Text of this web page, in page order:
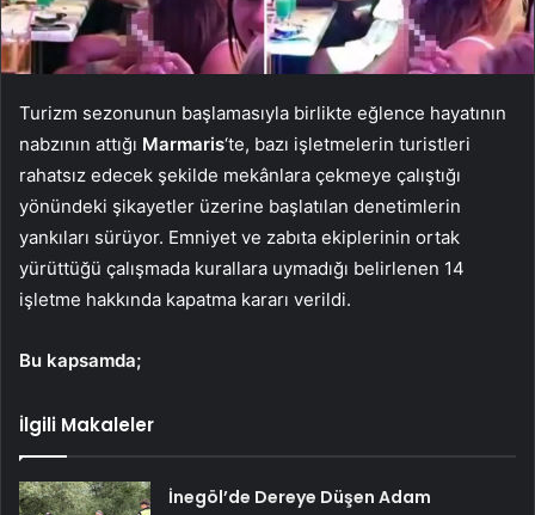
Turizm sezonunun başlamasıyla birlikte eğlence hayatının
nabzının attığı Marmaris‘te, bazı işletmelerin turistleri
rahatsız edecek şekilde mekânlara çekmeye çalıştığı
yönündeki şikayetler üzerine başlatılan denetimlerin
yankıları sürüyor. Emniyet ve zabıta ekiplerinin ortak
yürüttüğü çalışmada kurallara uymadığı belirlenen 14
işletme hakkında kapatma kararı verildi.
Bu kapsamda;
İlgili Makaleler
İnegöl’de Dereye Düşen Adam